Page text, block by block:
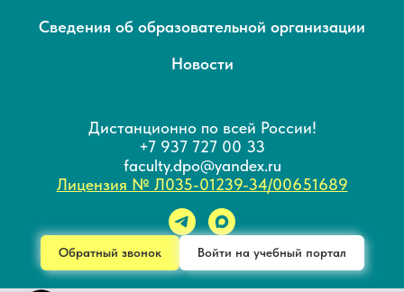
Сведения об образовательной организации
Новости
Дистанционно по всей России!
+7 937 727 00 33
faculty.dpo@yandex.ru
Лицензия № Л035-01239-34/00651689
Обратный звонок Войти на учебный портал